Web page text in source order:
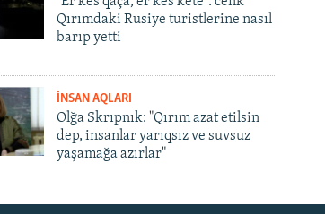
Qırımdaki Rusiye turistlerine nasıl
barıp yetti
İNSAN AQLARI
Olğa Skrıpnık: "Qırım azat etilsin
dep, insanlar yarıqsız ve suvsuz
yaşamağa azırlar"